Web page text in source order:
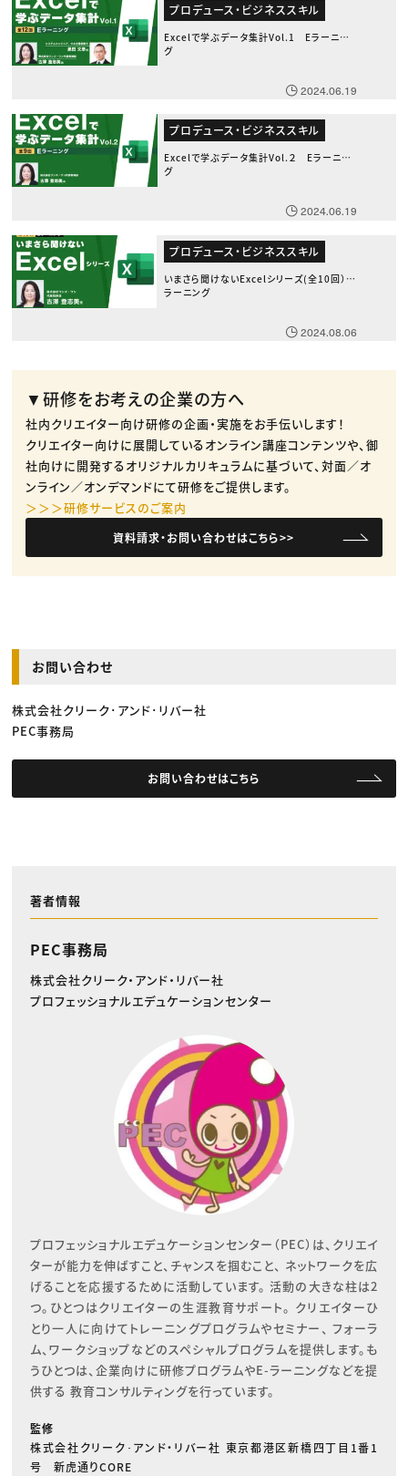
プロデュース・ビジネススキル
Excelで学ぶデータ集計Vol.1 Eラーニン
グ
2024.06.19
プロデュース・ビジネススキル
Excelで学ぶデータ集計Vol.２ Eラーニン
グ
2024.06.19
プロデュース・ビジネススキル
いまさら聞けないExcelシリーズ(全10回） E
ラーニング
2024.08.06
▼研修をお考えの企業の方へ
社内クリエイター向け研修の企画・実施をお手伝いします！
クリエイター向けに展開しているオンライン講座コンテンツや、御
社向けに開発するオリジナルカリキュラムに基づいて、対面／オ
ンライン／オンデマンドにて研修をご提供します。
＞＞＞研修サービスのご案内
資料請求・お問い合わせはこちら>>
お問い合わせ
株式会社クリーク･アンド･リバー社
PEC事務局
お問い合わせはこちら
著者情報
PEC事務局
株式会社クリーク・アンド・リバー社
プロフェッショナルエデュケーションセンター
プロフェッショナルエデュケーションセンター（PEC）は、クリエイ
ターが能力を伸ばすこと、チャンスを掴むこと、 ネットワークを広
げることを応援するために活動しています。 活動の大きな柱は2
つ。ひとつはクリエイターの生涯教育サポート。 クリエイターひ
とり一人に向けてトレーニングプログラムやセミナー、 フォーラ
ム、ワークショップなどのスペシャルプログラムを提供します。も
うひとつは、企業向けに研修プログラムやE-ラーニングなどを提
供する 教育コンサルティングを行っています。
監修
株式会社クリーク･アンド・リバー社 東京都港区新橋四丁目1番1
号 新虎通りCORE